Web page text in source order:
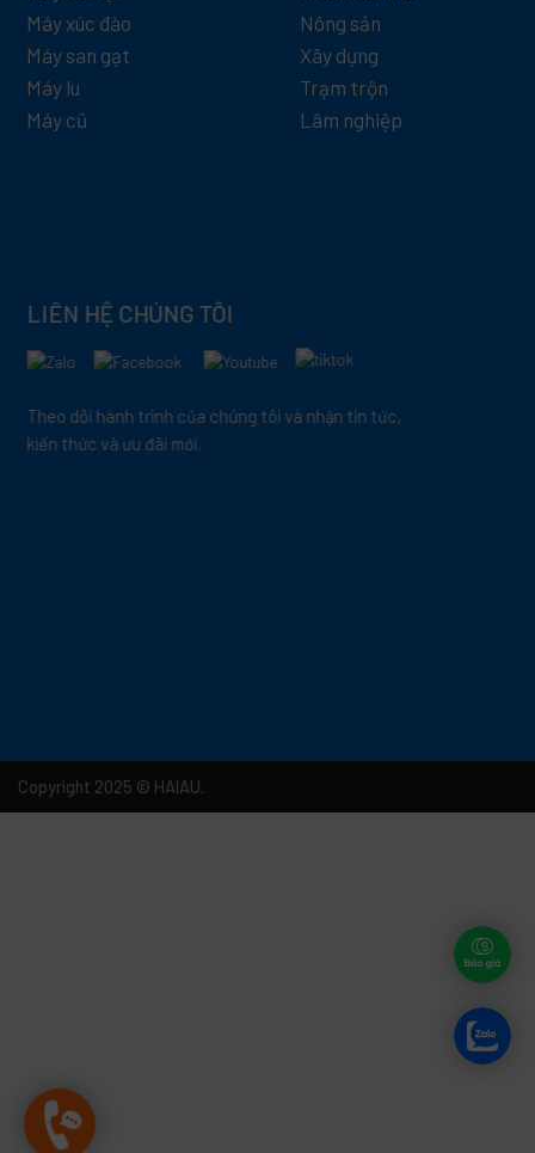
Máy xúc đào
Máy san gạt
Máy lu
Máy cũ
Nông sản
Xây dựng
Trạm trộn
Lâm nghiệp
LIÊN HỆ CHÚNG TÔI
Theo dõi hành trình của chúng tôi và nhận tin tức,
kiến thức và ưu đãi mới.
Copyright 2025 © HAIAU.